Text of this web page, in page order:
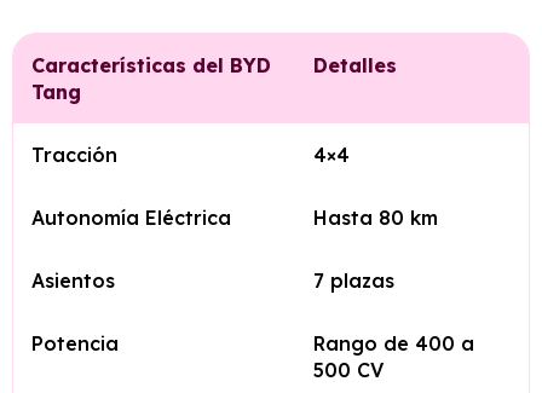
Características del BYD
Tang
Detalles
Tracción 4×4
Autonomía Eléctrica Hasta 80 km
Asientos 7 plazas
Potencia
Rango de 400 a
500 CV